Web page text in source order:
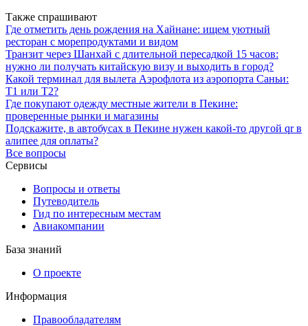
Также спрашивают
Где отметить день рождения на Хайнане: ищем уютный
ресторан с морепродуктами и видом
Транзит через Шанхай с длительной пересадкой 15 часов:
нужно ли получать китайскую визу и выходить в город?
Какой терминал для вылета Аэрофлота из аэропорта Саньи:
Т1 или Т2?
Где покупают одежду местные жители в Пекине:
проверенные рынки и магазины
Подскажите, в автобусах в Пекине нужен какой-то другой qr в
алипее для оплаты?
Все вопросы
Сервисы
Вопросы и ответы
Путеводитель
Гид по интересным местам
Авиакомпании
База знаний
О проекте
Информация
Правообладателям